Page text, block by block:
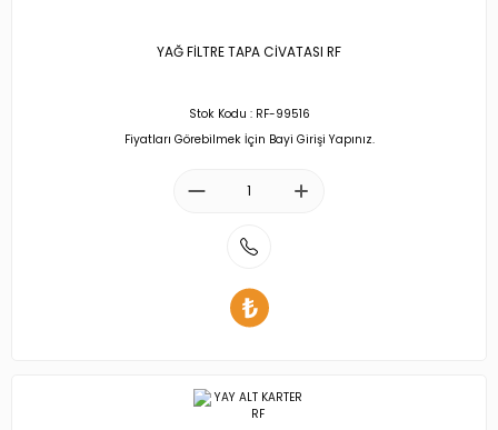
YAĞ FİLTRE TAPA CİVATASI RF
Stok Kodu : RF-99516
Fiyatları Görebilmek İçin Bayi Girişi Yapınız.